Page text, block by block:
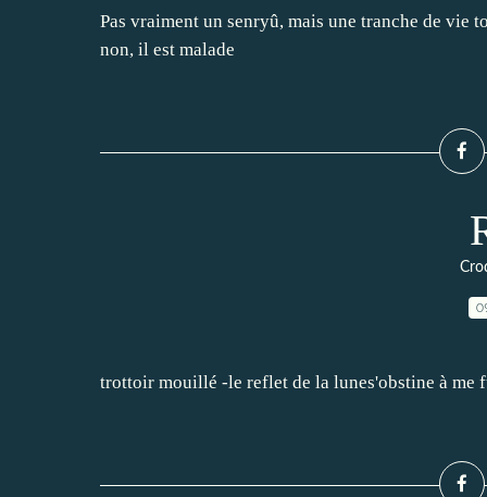
Pas vraiment un senryû, mais une tranche de
non, il est malade
trottoir mouillé -le reflet de la lunes'obstine à me